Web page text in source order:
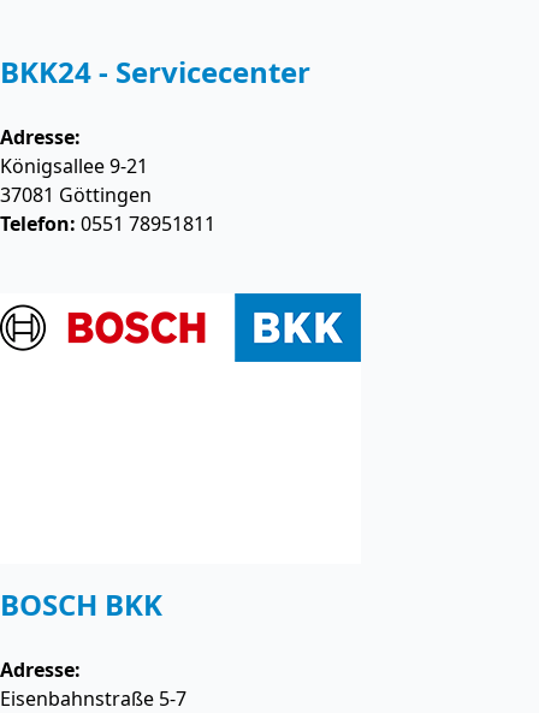
BKK24 - Servicecenter
Adresse:
Königsallee 9-21
37081 Göttingen
Telefon: 0551 78951811
BOSCH BKK
Adresse:
Eisenbahnstraße 5-7